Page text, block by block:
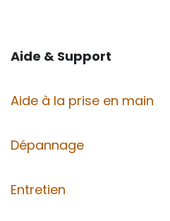
Aide & Support
Aide à la prise en main
Dépannage
Entretien